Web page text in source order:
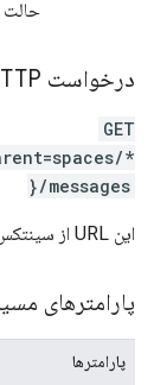
حالت
درخواست HTTP
GET
*
}/messages
این URL از سینتکس
پارامترهای
پارامترها